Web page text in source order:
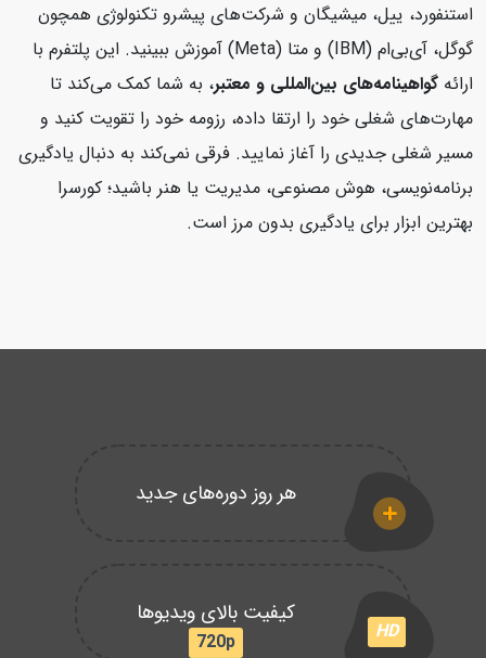
استنفورد، ییل، میشیگان و شرکت‌های پیشرو تکنولوژی همچون
گوگل، آی‌بی‌ام (IBM) و متا (Meta) آموزش ببینید. این پلتفرم با
ارائهگواهینامه‌های بین‌المللی و معتبر، به شما کمک می‌کند تا
مهارت‌های شغلی خود را ارتقا داده، رزومه خود را تقویت کنید و
مسیر شغلی جدیدی را آغاز نمایید. فرقی نمی‌کند به دنبال یادگیری
برنامه‌نویسی، هوش مصنوعی، مدیریت یا هنر باشید؛ کورسرا
بهترین ابزار برای یادگیری بدون مرز است.
هر روز دوره‌های جدید
HD
کیفیت بالای ویدیوها
720p